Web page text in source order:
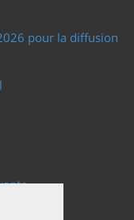
pour la diffusion
web)